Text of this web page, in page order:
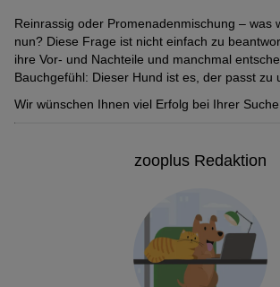
Reinrassig oder Promenadenmischung – was
nun? Diese Frage ist nicht einfach zu
ihre Vor- und Nachteile und manchmal
Bauchgefühl: Dieser Hund ist es, der passt zu
Wir wünschen Ihnen viel Erfolg bei Ihrer
zooplus Redaktion